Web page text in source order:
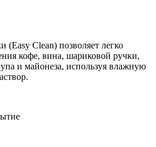
(Easy Clean) позволяет легко
кофе, вина, шариковой ручки,
и майонеза, используя влажную